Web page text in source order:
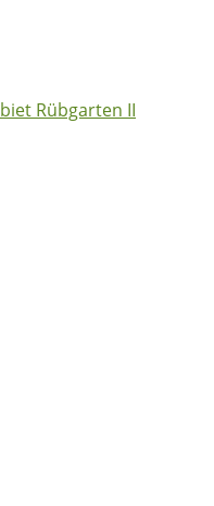
Rübgarten II